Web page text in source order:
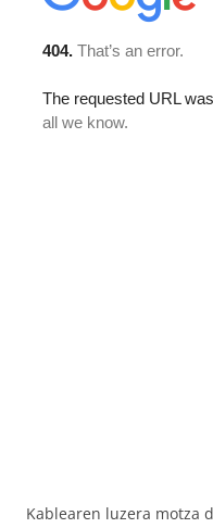
Kablearen luzera motza